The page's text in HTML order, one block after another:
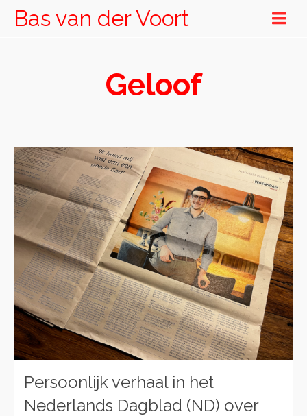
Bas van der Voort
Geloof
Persoonlijk verhaal in het
Nederlands Dagblad (ND) over